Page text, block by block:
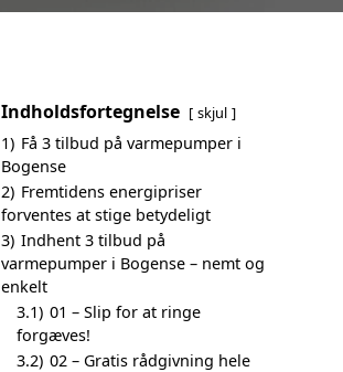
Indholdsfortegnelse skjul
1) Få 3 tilbud på varmepumper i
Bogense
2) Fremtidens energipriser
forventes at stige betydeligt
3) Indhent 3 tilbud på
varmepumper i Bogense – nemt og
enkelt
3.1) 01 – Slip for at ringe
forgæves!
3.2) 02 – Gratis rådgivning hele